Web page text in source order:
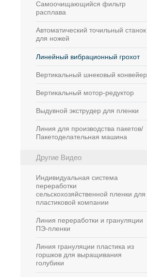
Самоочищающийся фильтр
расплава
Автоматический точильный станок
для ножей
Линейный вибрационный грохот
Вертикальный шнековый конвейер
Вертикальный мотор-редуктор
Выдувной экструдер для пленки
Линия для производства пакетов/
Пакетоделательная машина
Другие Видео
Индивидуальная система
переработки
сельскохозяйственной пленки для
пластиковой компании
Линия переработки и грануляции
ПЭ-пленки
Линия грануляции пластика из
горшков для выращивания
голубики